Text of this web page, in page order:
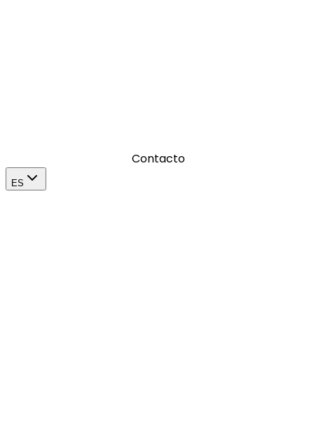
Contacto
ES